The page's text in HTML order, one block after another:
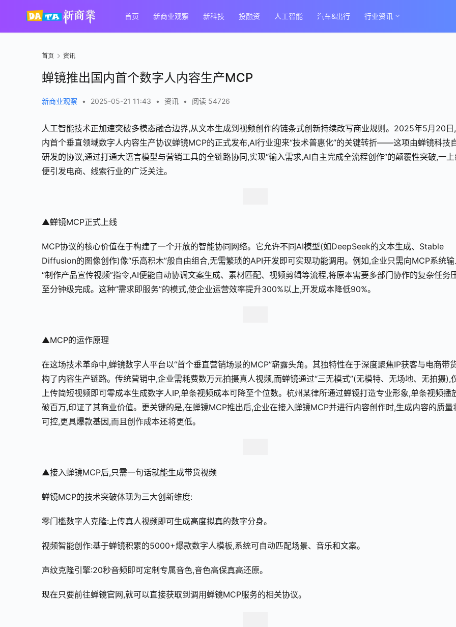
首页 新商业观察 新科技 投融资 人工智能 汽车&出行 行业资讯
首页 资讯
蝉镜推出国内首个数字人内容生产MCP
新商业观察 • 2025-05-21 11:43 • 资讯 • 阅读 54726
人工智能技术正加速突破多模态融合边界,从文本生成到视频创作的链条式创新持续改写商业规则。2025年5月20日
内首个垂直领域数字人内容生产协议蝉镜MCP的正式发布,AI行业迎来“技术普惠化”的关键转折——这项由蝉镜科技
研发的协议,通过打通大语言模型与营销工具的全链路协同,实现“输入需求,AI自主完成全流程创作”的颠覆性突破,一
便引发电商、线索行业的广泛关注。
▲蝉镜MCP正式上线
MCP协议的核心价值在于构建了一个开放的智能协同网络。它允许不同AI模型(如DeepSeek的文本生成、Stable
Diffusion的图像创作)像“乐高积木”般自由组合,无需繁琐的API开发即可实现功能调用。例如,企业只需向MCP系统
“制作产品宣传视频”指令,AI便能自动协调文案生成、素材匹配、视频剪辑等流程,将原本需要多部门协作的复杂任务
至分钟级完成。这种“需求即服务”的模式,使企业运营效率提升300%以上,开发成本降低90%。
▲MCP的运作原理
在这场技术革命中,蝉镜数字人平台以“首个垂直营销场景的MCP”崭露头角。其独特性在于深度聚焦IP获客与电商带
构了内容生产链路。传统营销中,企业需耗费数万元拍摄真人视频,而蝉镜通过“三无模式”(无模特、无场地、无拍摄),
上传简短视频即可零成本生成数字人IP,单条视频成本可降至个位数。杭州某律所通过蝉镜打造专业形象,单条视频播
破百万,印证了其商业价值。更关键的是,在蝉镜MCP推出后,企业在接入蝉镜MCP并进行内容创作时,生成内容的质量
可控,更具爆款基因,而且创作成本还将更低。
▲接入蝉镜MCP后,只需一句话就能生成带货视频
蝉镜MCP的技术突破体现为三大创新维度:
零门槛数字人克隆:上传真人视频即可生成高度拟真的数字分身。
视频智能创作:基于蝉镜积累的5000+爆款数字人模板,系统可自动匹配场景、音乐和文案。
声纹克隆引擎:20秒音频即可定制专属音色,音色高保真高还原。
现在只要前往蝉镜官网,就可以直接获取到调用蝉镜MCP服务的相关协议。